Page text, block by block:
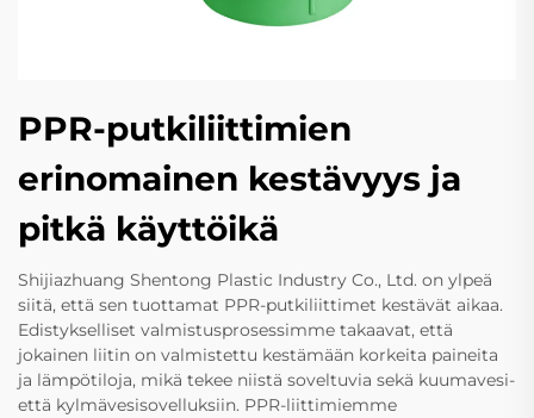
PPR-putkiliittimien
erinomainen kestävyys ja
pitkä käyttöikä
Shijiazhuang Shentong Plastic Industry Co., Ltd. on ylpeä
siitä, että sen tuottamat PPR-putkiliittimet kestävät aikaa.
Edistykselliset valmistusprosessimme takaavat, että
jokainen liitin on valmistettu kestämään korkeita paineita
ja lämpötiloja, mikä tekee niistä soveltuvia sekä kuumavesi-
että kylmävesisovelluksiin. PPR-liittimiemme